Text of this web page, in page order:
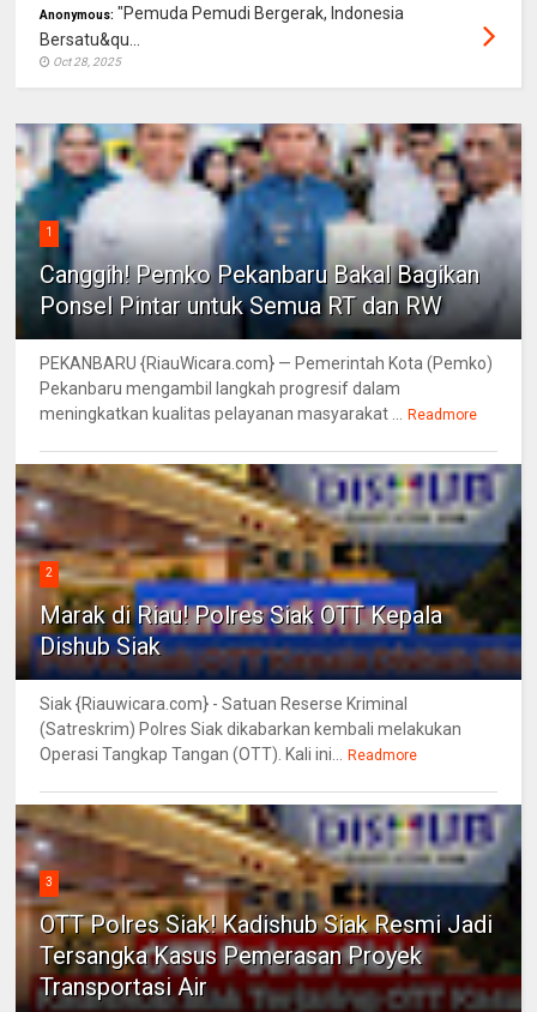
Anonymous: "Pemuda Pemudi Bergerak, Indonesia
Bersatu&qu...
Oct 28, 2025
1
Canggih! Pemko Pekanbaru Bakal Bagikan
Ponsel Pintar untuk Semua RT dan RW
PEKANBARU {RiauWicara.com} — Pemerintah Kota (Pemko)
Pekanbaru mengambil langkah progresif dalam
meningkatkan kualitas pelayanan masyarakat ...
Readmore
2
Marak di Riau! Polres Siak OTT Kepala
Dishub Siak
Siak {Riauwicara.com} - Satuan Reserse Kriminal
(Satreskrim) Polres Siak dikabarkan kembali melakukan
Operasi Tangkap Tangan (OTT). Kali ini...
Readmore
3
OTT Polres Siak! Kadishub Siak Resmi Jadi
Tersangka Kasus Pemerasan Proyek
Transportasi Air